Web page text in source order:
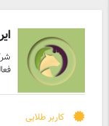
با
کاربر طلایی